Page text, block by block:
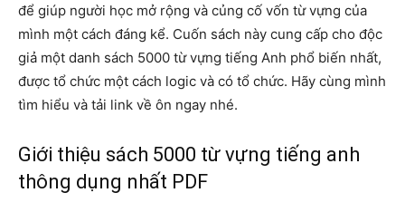
để giúp người học mở rộng và củng cố vốn từ vựng của
mình một cách đáng kể. Cuốn sách này cung cấp cho độc
giả một danh sách 5000 từ vựng tiếng Anh phổ biến nhất,
được tổ chức một cách logic và có tổ chức. Hãy cùng mình
tìm hiểu và tải link về ôn ngay nhé.
Giới thiệu sách 5000 từ vựng tiếng anh
thông dụng nhất PDF